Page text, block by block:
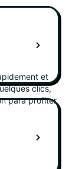
et
clics,
para profiter